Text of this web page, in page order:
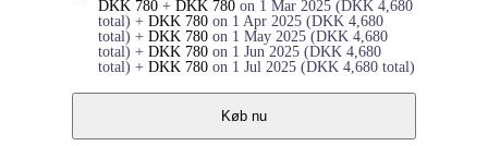
DKK 780 + DKK 780 on 1 Mar 2025 (DKK 4,680
total) + DKK 780 on 1 Apr 2025 (DKK 4,680
total) + DKK 780 on 1 May 2025 (DKK 4,680
total) + DKK 780 on 1 Jun 2025 (DKK 4,680
total) + DKK 780 on 1 Jul 2025 (DKK 4,680 total)
Køb nu